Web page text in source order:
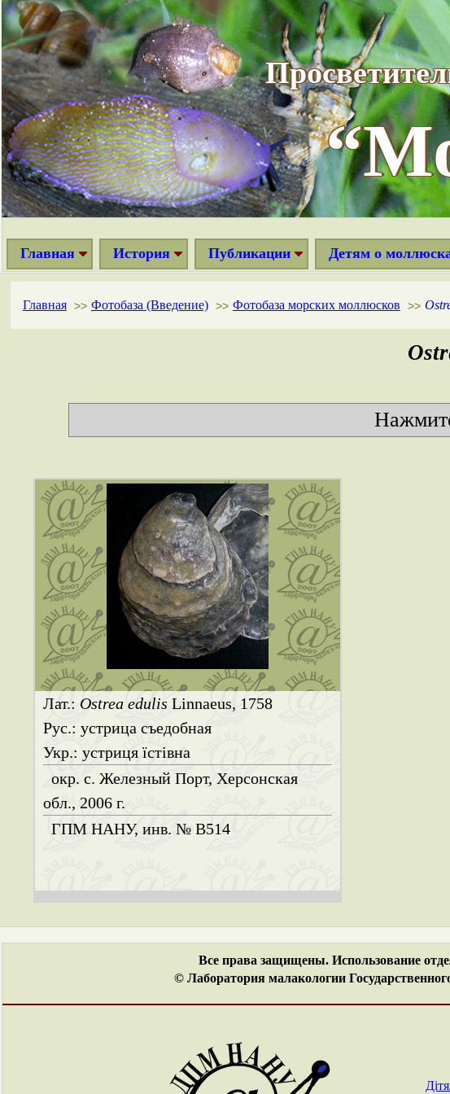
Главная История Публикации Детям о
Главная >> Фотобаза (Введение) >> Фотобаза морских моллюсков >>
Лат.: Ostrea edulis Linnaeus, 1758
Рус.: устрица съедобная
Укр.: устриця їстівна
окр. с. Железный Порт, Херсонская
обл., 2006 г.
ГПМ НАНУ, инв. № B514
Все права защищены. Использование
© Лаборатория малакологии